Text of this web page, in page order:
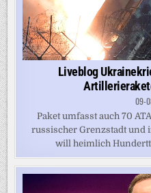
Liveblog
09-
Paket umfasst auch 70
russischer Grenzstadt und
will heimlich